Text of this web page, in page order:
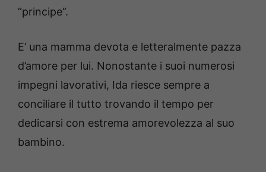
“principe”.
E’ una mamma devota e letteralmente pazza
d’amore per lui. Nonostante i suoi numerosi
impegni lavorativi, Ida riesce sempre a
conciliare il tutto trovando il tempo per
dedicarsi con estrema amorevolezza al suo
bambino.